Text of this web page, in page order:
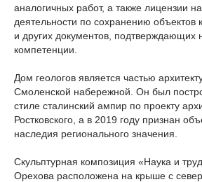
аналогичных работ, а также лицензии
деятельности по сохранению объектов
и других документов, подтверждающих
компетенции.
Дом геологов является частью
Смоленской набережной. Он был
стиле сталинский ампир по проекту
Ростковского, а в 2019 году признан
наследия регионального значения.
Скульптурная композиция «Наука и
Орехова расположена на крыше с